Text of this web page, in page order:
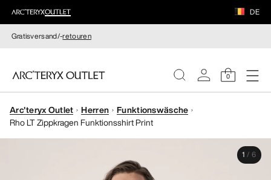
DE
Gratisversand/-retouren
0
DAMEN
Arc'teryx Outlet Herren
Funktionswäsche
Rho LT Zippkragen Funktionsshirt Print
1 / 6